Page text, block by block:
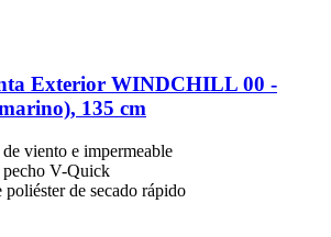
Exterior WINDCHILL 00 -​
135 cm
viento e impermeable
pecho V-Quick
poliéster de secado rápido